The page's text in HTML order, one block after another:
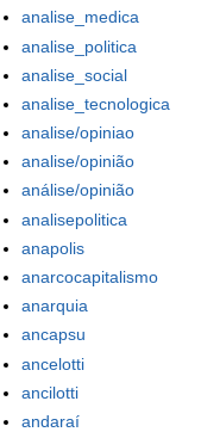
analise_medica
analise_politica
analise_social
analise_tecnologica
analise/opiniao
analise/opinião
análise/opinião
analisepolitica
anapolis
anarcocapitalismo
anarquia
ancapsu
ancelotti
ancilotti
andaraí